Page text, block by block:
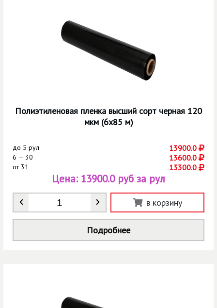
Полиэтиленовая пленка высший сорт черная 120
мкм (6х85 м)
до 5 рул 13900.0
6 — 30 13600.0
от31 13300.0
Количество
Цена: 13900.0 руб за рул
в корзину
Подробнее